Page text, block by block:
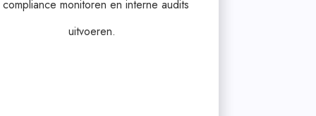
compliance monitoren en interne audits
uitvoeren.